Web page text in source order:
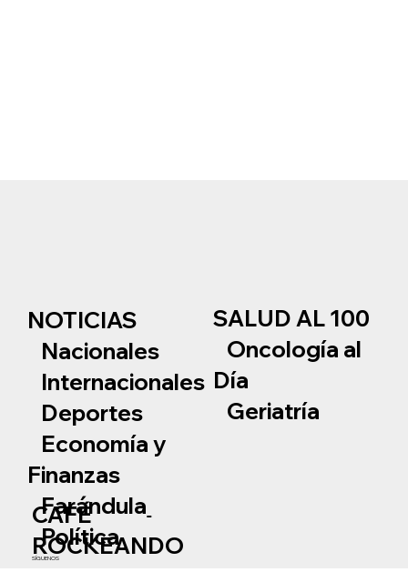
NOTICIAS
Nacionales
Internacionales
Deportes
Economía y
Finanzas
Farándula
Política
SALUD AL 100
Oncología al
Día
Geriatría
SÍGUENOS
CAFÉ
ROCKEANDO